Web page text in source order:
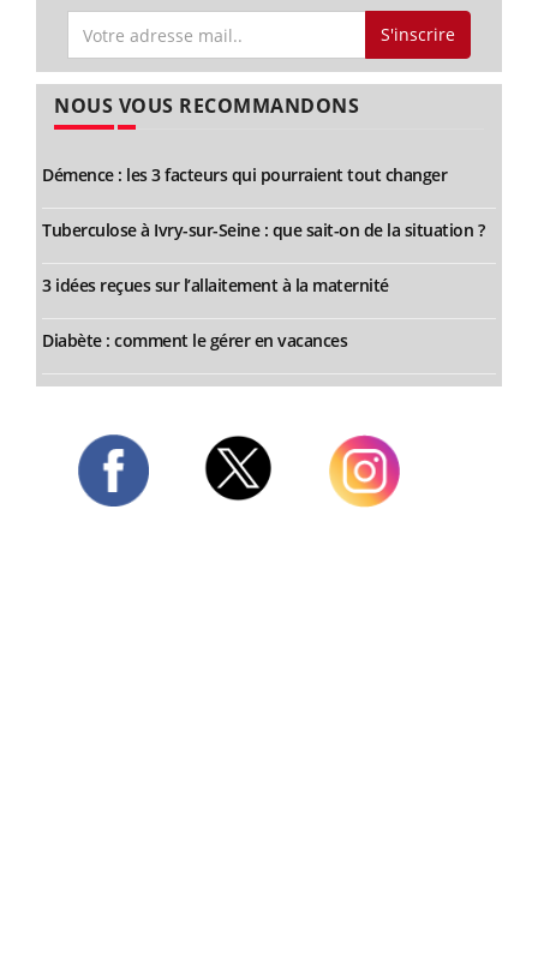
S'inscrire
NOUS VOUS RECOMMANDONS
Démence : les 3 facteurs qui pourraient tout changer
Tuberculose à Ivry-sur-Seine : que sait-on de la situation ?
3 idées reçues sur l’allaitement à la maternité
Diabète : comment le gérer en vacances